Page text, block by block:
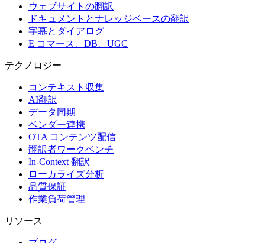
ウェブサイトの翻訳
ドキュメントとナレッジベースの翻訳
字幕とダイアログ
E コマース、DB、UGC
テクノロジー
コンテキスト収集
AI翻訳
データ同期
ベンダー連携
OTA コンテンツ配信
翻訳者ワークベンチ
In-Context 翻訳
ローカライズ分析
品質保証
作業負荷管理
リソース